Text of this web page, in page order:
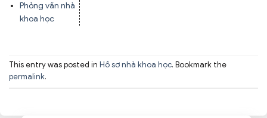
Phỏng vấn nhà
khoa học
This entry was posted in Hồ sơ nhà khoa học. Bookmark the
permalink.